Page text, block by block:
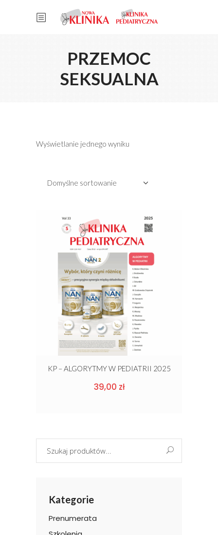
PRZEMOC
SEKSUALNA
Wyświetlanie jednego wyniku
Domyślne sortowanie
KP – ALGORYTMY W PEDIATRII 2025
39,00 zł
Kategorie
Prenumerata